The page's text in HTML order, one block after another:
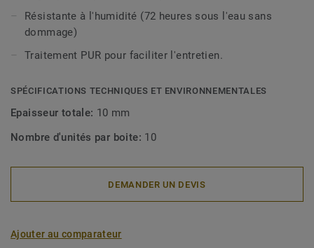
Résistante à l'humidité (72 heures sous l'eau sans
dommage)
Traitement PUR pour faciliter l'entretien.
SPÉCIFICATIONS TECHNIQUES ET ENVIRONNEMENTALES
Epaisseur totale: 10 mm
Nombre d'unités par boite: 10
DEMANDER UN DEVIS
Ajouter au comparateur